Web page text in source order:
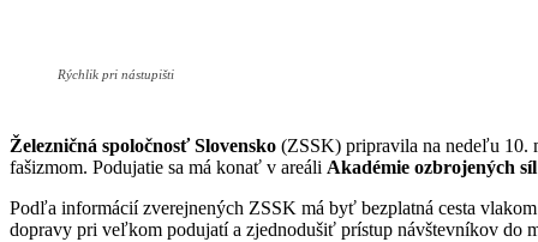
Rýchlik pri nástupišti
Železničná spoločnosť Slovensko (ZSSK) pripravila na nedeľu 10.
fašizmom. Podujatie sa má konať v areáli Akadémie ozbrojených
Podľa informácií zverejnených ZSSK má byť bezplatná cesta
dopravy pri veľkom podujatí a zjednodušiť prístup návštevníkov do